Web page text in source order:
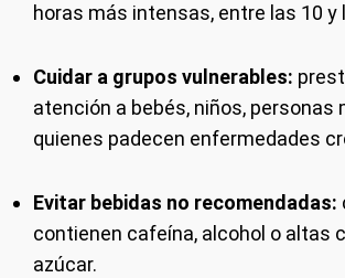
horas más intensas, entre las 10 y
Cuidar a grupos vulnerables:
atención a bebés, niños, personas
quienes padecen enfermedades
Evitar bebidas no recomendadas:
contienen cafeína, alcohol o altas
azúcar.